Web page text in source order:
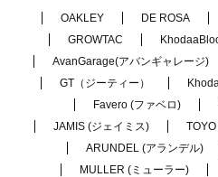
OAKLEY DE ROSA
GROWTAC
AvanGarage(アバンギャレージ)
GT（ジーティー）
Favero (ファベロ)
JAMIS (ジェイミス)
ARUNDEL (アランデル)
MULLER (ミューラー)